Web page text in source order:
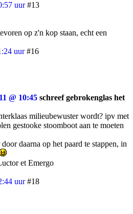
uur #13
op z'n kop staan, echt een
uur #16
@ 10:45 schreef gebrokenglas het
milieubewuster wordt? ipv met
gestooke stoomboot aan te moeten
daarna op het paard te stappen, in
et Emergo
uur #18